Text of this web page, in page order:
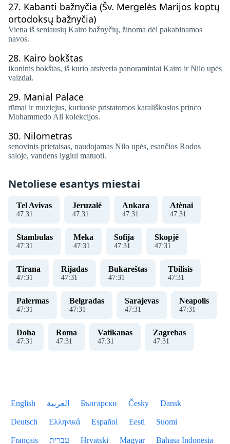
27. Kabanti bažnyčia (Šv. Mergelės Marijos koptų
ortodoksų bažnyčia)
Viena iš seniausių Kairo bažnyčių, žinoma dėl pakabinamos
navos.
28. Kairo bokštas
ikoninis bokštas, iš kurio atsiveria panoraminiai Kairo ir Nilo upės
vaizdai.
29. Manial Palace
rūmai ir muziejus, kuriuose pristatomos karališkosios princo
Mohammedo Ali kolekcijos.
30. Nilometras
senovinis prietaisas, naudojamas Nilo upės, esančios Rodos
saloje, vandens lygiui matuoti.
Netoliese esantys miestai
Tel Avivas
47:31
Jeruzalė
47:31
Ankara
47:31
Atėnai
47:31
Stambulas
47:31
Meka
47:31
Sofija
47:31
Skopjė
47:31
Tirana
47:31
Rijadas
47:31
Bukareštas
47:31
Tbilisis
47:31
Palermas
47:31
Belgradas
47:31
Sarajevas
47:31
Neapolis
47:31
Doha
47:31
Roma
47:31
Vatikanas
47:31
Zagrebas
47:31
English العربية Български Česky Dansk
Deutsch Ελληνικά Español Eesti Suomi
Français עברית Hrvatski Magyar Bahasa Indonesia